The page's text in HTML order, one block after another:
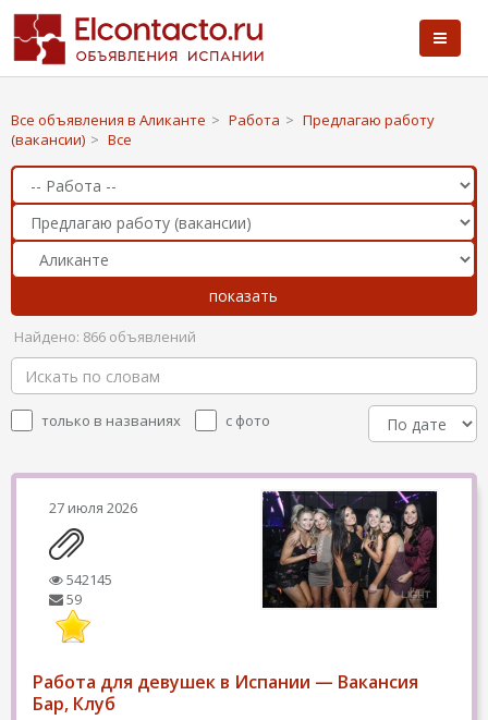
Все объявления в Аликанте > Работа > Предлагаю работу
(вакансии) > Все
Найдено: 866 объявлений
только в названиях с фото
27 июля 2026
542145
59
Работа для девушек в Испании — Вакансия
Бар, Клуб